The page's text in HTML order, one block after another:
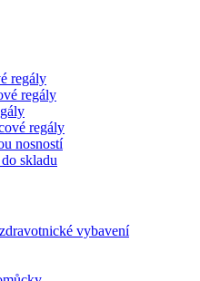
regály
regály
regály
nosností
skladu
vybavení